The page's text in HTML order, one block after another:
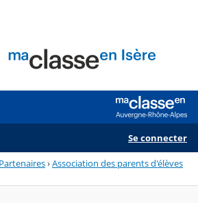
Se connecter
Partenaires›Association des parents d'élèves